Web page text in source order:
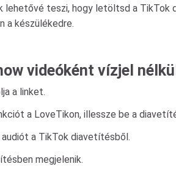
lehetővé teszi, hogy letöltsd a
a készülékedre.
videóként vízjel
a linket.
a LoveTikon, illessze be a
audiót a TikTok diavetítésből.
megjelenik.